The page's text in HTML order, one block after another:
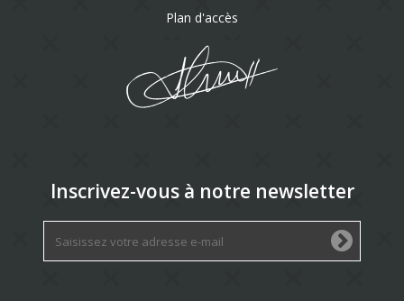
Plan d'accès
Inscrivez-vous à notre newsletter